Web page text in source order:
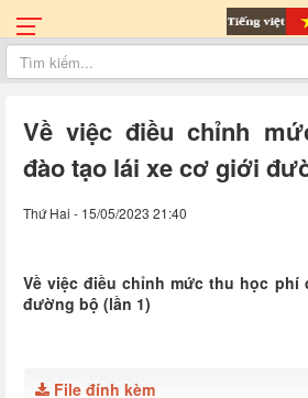
Về việc điều chỉnh
đào tạo lái xe cơ giới
Thứ Hai - 15/05/2023 21:40
Về việc điều chỉnh mức thu học phí
đường bộ (lần 1)
File đính kèm